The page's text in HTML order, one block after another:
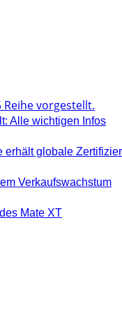
Alle wichtigen Infos
erhält globale
Verkaufswachstum
Mate XT